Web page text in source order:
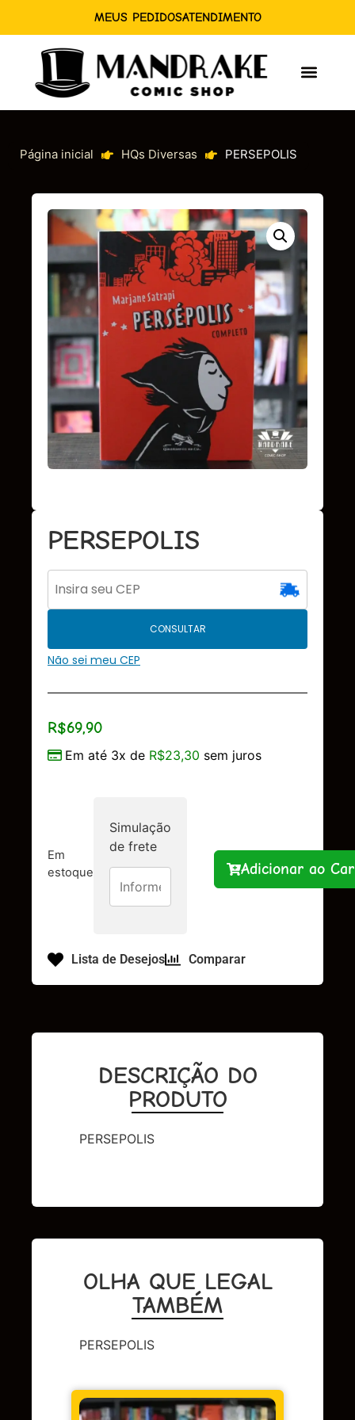
MEUS PEDIDOSATENDIMENTO
Página inicial HQs Diversas PERSEPOLIS
PERSEPOLIS
CONSULTAR
Não sei meu CEP
R$69,90
Em até 3x de R$23,30 sem juros
Em
estoque
Simulação
de frete
Adicionar ao
Lista de Desejos Comparar
DESCRIÇÃO DO
PRODUTO
PERSEPOLIS
OLHA QUE LEGAL
TAMBÉM
PERSEPOLIS